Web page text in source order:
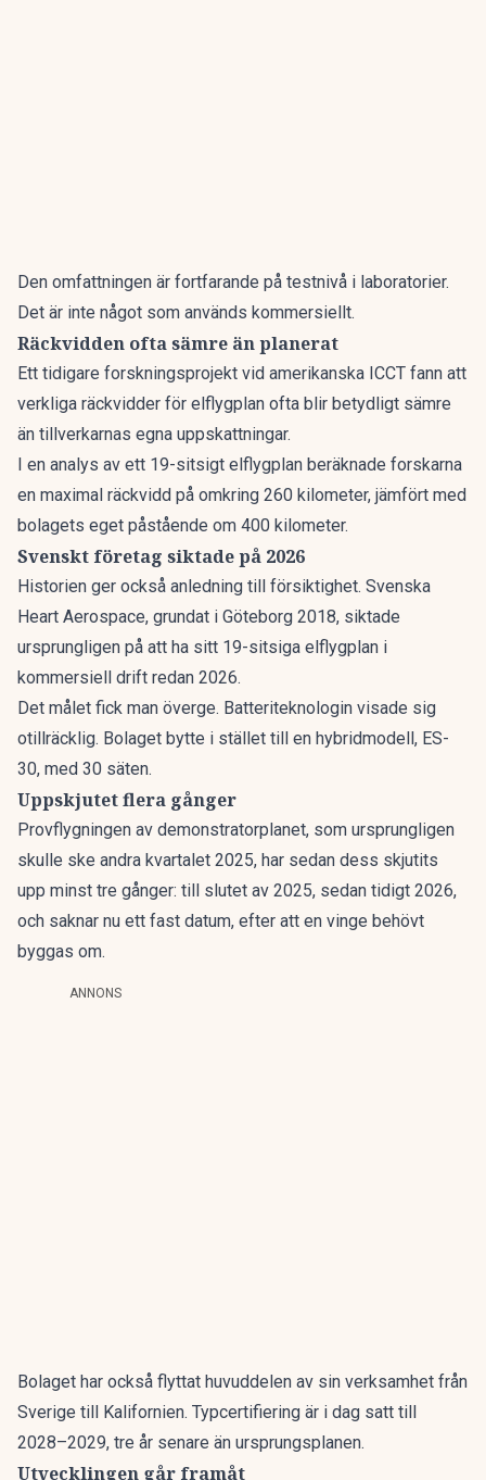
Den omfattningen är fortfarande på testnivå i laboratorier.
Det är inte något som används kommersiellt.
Räckvidden ofta sämre än planerat
Ett tidigare forskningsprojekt vid amerikanska ICCT fann att
verkliga räckvidder för elflygplan ofta blir betydligt sämre
än tillverkarnas egna uppskattningar.
I en analys av ett 19-sitsigt elflygplan beräknade forskarna
en maximal räckvidd på omkring 260 kilometer, jämfört med
bolagets eget påstående om 400 kilometer.
Svenskt företag siktade på 2026
Historien ger också anledning till försiktighet. Svenska
Heart Aerospace, grundat i Göteborg 2018, siktade
ursprungligen på att ha sitt 19-sitsiga elflygplan i
kommersiell drift redan 2026.
Det målet fick man överge. Batteriteknologin visade sig
otillräcklig. Bolaget bytte i stället till en hybridmodell, ES-
30, med 30 säten.
Uppskjutet flera gånger
Provflygningen av demonstratorplanet, som ursprungligen
skulle ske andra kvartalet 2025, har sedan dess skjutits
upp minst tre gånger: till slutet av 2025, sedan tidigt 2026,
och saknar nu ett fast datum, efter att en vinge behövt
byggas om.
ANNONS
Bolaget har också flyttat huvuddelen av sin verksamhet från
Sverige till Kalifornien. Typcertifiering är i dag satt till
2028–2029, tre år senare än ursprungsplanen.
Utvecklingen går framåt